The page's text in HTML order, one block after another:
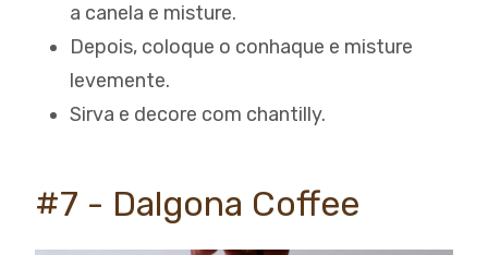
a canela e misture.
Depois, coloque o conhaque e misture
levemente.
Sirva e decore com chantilly.
#7 - Dalgona Coffee